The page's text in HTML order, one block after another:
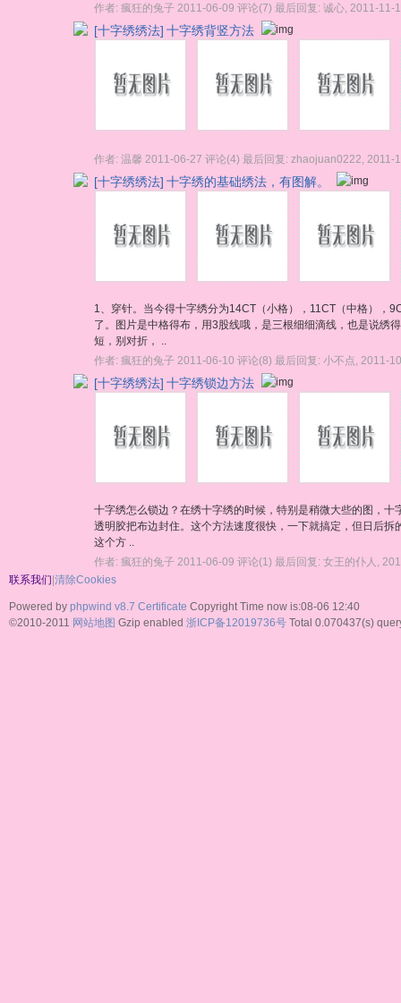
作者: 瘋狂的兔子 2011-06-09 评论(7) 最后回复: 诚心 2011-11-
[十字绣绣法] 十字绣背竖方法
作者: 温馨 2011-06-27 评论(4) 最后回复: zhaojuan0222 2011-
[十字绣绣法] 十字绣的基础绣法，有图解。
1、穿针。当今得十字绣分为14CT（小格），11CT（中格），
了。图片是中格得布，用3股线哦，是三根细细滴线，也是说绣
短，别对折， ..
作者: 瘋狂的兔子 2011-06-10 评论(8) 最后回复: 小不点 2011-
[十字绣绣法] 十字绣锁边方法
十字绣怎么锁边？在绣十字绣的时候，特别是稍微大些的图，
透明胶把布边封住。这个方法速度很快，一下就搞定，但日后
这个方 ..
作者: 瘋狂的兔子 2011-06-09 评论(1) 最后回复: 女王的仆人
联系我们|清除Cookies
Powered by phpwind v8.7 Certificate Copyright Time now is:08-06 12:40
©2010-2011 网站地图 Gzip enabled 浙ICP备12019736号 Total 0.070437(s)